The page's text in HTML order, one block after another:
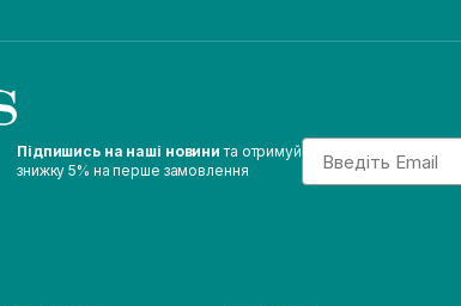
Підпишись на наші новини та отримуй
знижку 5% на перше замовлення
Email